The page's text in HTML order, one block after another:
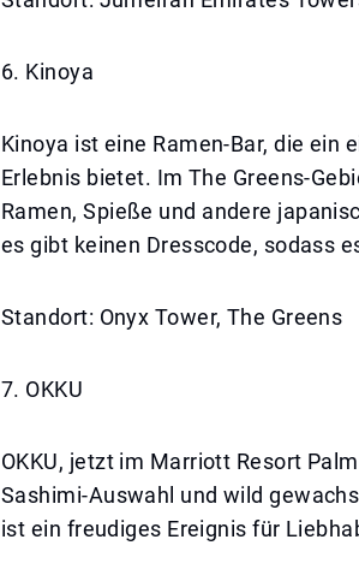
6. Kinoya
Kinoya ist eine Ramen-Bar, die ein
Erlebnis bietet. Im The Greens-
Ramen, Spieße und andere
es gibt keinen Dresscode, sodass
Standort: Onyx Tower, The Greens
7. OKKU
OKKU, jetzt im Marriott Resort
Sashimi-Auswahl und wild
ist ein freudiges Ereignis für